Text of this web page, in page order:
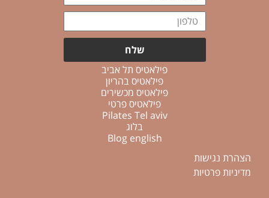
דוא"ל
טלפון
שלח
פילאטיס תל אביב
פילאטיס בהריון
פילאטיס מכשירים
פילאטיס פרטי
Pilates Tel aviv
בלוג
Blog english
הצהרת נגישות
מדיניות פרטיות